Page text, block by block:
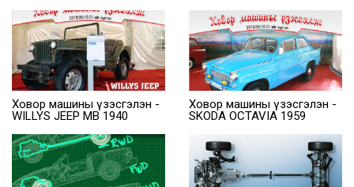
Ховор машины үзэсгэлэн -
WILLYS JEEP MB 1940
Ховор машины үзэсгэлэн -
SKODA OCTAVIA 1959